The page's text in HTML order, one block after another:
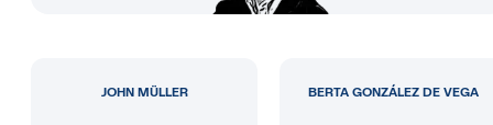
JOHN MÜLLER BERTA GONZÁLEZ DE VEGA